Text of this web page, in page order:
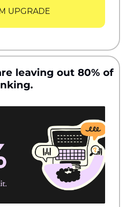
UPGRADE
leaving out 80% of